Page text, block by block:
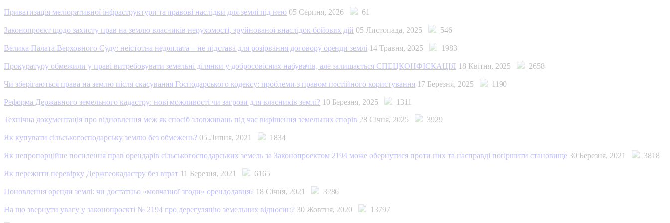
Приватизація меліоративної інфраструктури та правові наслідки для землі під нею 05 Серпня, 2026 61
Законопроєкт щодо захисту прав на землю власників нерухомості, зруйнованої внаслідок бойових дій 05 Листопада, 2025 546
Велика Палата Верховного Суду: неістотна недоплата – не підстава для розірвання договору оренди землі 14 Травня, 2025 1983
Прокуратуру обмежили у праві витребовувати земельні ділянки у добросовісних набувачів, але залишається СПЕЦКОНФІСКАЦІЯ 18 Квітня, 2025 2658
Чи зберігаються права на землю після скасування Господарського кодексу: проблеми з правом постійного користування 17 Березня, 2025 1190
Реформа Державного земельного кадастру: нові можливості чи загрози для власників землі? 10 Березня, 2025 1311
Технічна документація про відновлення меж як спосіб зловживань під час вирішення земельних спорів 28 Січня, 2025 3929
Як купувати сільськогосподарську землю без обмежень? 05 Липня, 2021 1834
Як непропорційне посилення прав орендарів сільськогосподарських земель за Законопроектом 2194 може обернутися проти них та насправді погіршити становище 30 Березня, 2021 3818
Як пережити перевірку Держгеокадастру без втрат 11 Березня, 2021 6165
Поновлення оренди землі: чи достатньо «мовчазної згоди» орендодавця? 18 Січня, 2021 3286
На що звернути увагу у законопроєкті № 2194 про дерегуляцію земельних відносин? 30 Жовтня, 2020 13797